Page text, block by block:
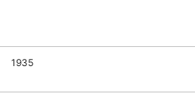
1935